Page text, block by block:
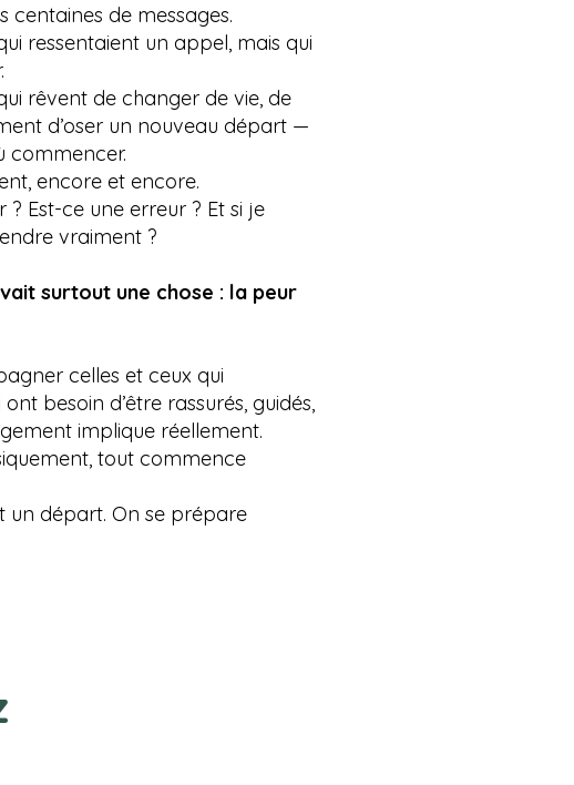
centaines de messages.
ressentaient un appel, mais qui
rêvent de changer de vie, de
d’oser un nouveau départ —
commencer.
encore et encore.
Est-ce une erreur ? Et si je
vraiment ?
surtout une chose : la peur
celles et ceux qui
besoin d’être rassurés, guidés,
implique réellement.
tout commence
un départ. On se prépare